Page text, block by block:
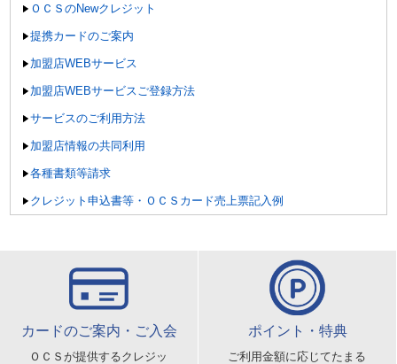
ＯＣＳのNewクレジット
提携カードのご案内
加盟店WEBサービス
加盟店WEBサービスご登録方法
サービスのご利用方法
加盟店情報の共同利用
各種書類等請求
クレジット申込書等・ＯＣＳカード売上票記入例
カードのご案内・ご入会
ＯＣＳが提供するクレジッ
ポイント・特典
ご利用金額に応じてたまる